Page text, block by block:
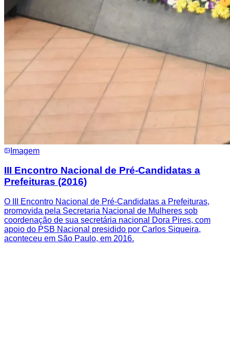
Imagem
III Encontro Nacional de Pré-Candidatas a
Prefeituras (2016)
O III Encontro Nacional de Pré-Candidatas a Prefeituras,
promovida pela Secretaria Nacional de Mulheres sob
coordenação de sua secretária nacional Dora Pires, com
apoio do PSB Nacional presidido por Carlos Siqueira,
aconteceu em São Paulo, em 2016.